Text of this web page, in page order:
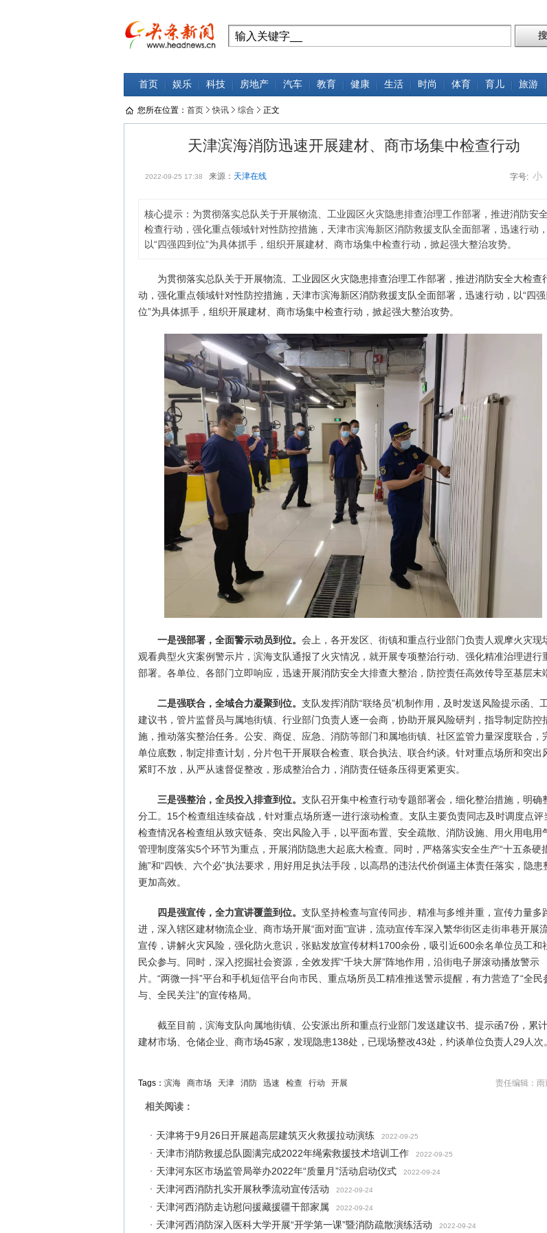
首页 娱乐 科技 房地产 汽车 教育 健康 生活 时尚 体育 育儿 旅游
您所在位置： 首页 快讯 综合 正文
天津滨海消防迅速开展建材、商市场集中检查行动
字号: 小
2022-09-25 17:38 来源： 天津在线
核心提示：为贯彻落实总队关于开展物流、工业园区火灾隐患排查治理工作部署，推进消防安
检查行动，强化重点领域针对性防控措施，天津市滨海新区消防救援支队全面部署，迅速行动，
以“四强四到位”为具体抓手，组织开展建材、商市场集中检查行动，掀起强大整治攻势。
为贯彻落实总队关于开展物流、工业园区火灾隐患排查治理工作部署，推进消防安全大检查
动，强化重点领域针对性防控措施，天津市滨海新区消防救援支队全面部署，迅速行动，以“四强
位”为具体抓手，组织开展建材、商市场集中检查行动，掀起强大整治攻势。
一是强部署，全面警示动员到位。 会上，各开发区、街镇和重点行业部门负责人观摩火灾现
观看典型火灾案例警示片，滨海支队通报了火灾情况，就开展专项整治行动、强化精准治理进行
部署。各单位、各部门立即响应，迅速开展消防安全大排查大整治，防控责任高效传导至基层末
二是强联合，全域合力凝聚到位。 支队发挥消防“联络员”机制作用，及时发送风险提示函、
建议书，管片监督员与属地街镇、行业部门负责人逐一会商，协助开展风险研判，指导制定防控
施，推动落实整治任务。公安、商促、应急、消防等部门和属地街镇、社区监管力量深度联合，
单位底数，制定排查计划，分片包干开展联合检查、联合执法、联合约谈。针对重点场所和突出
紧盯不放，从严从速督促整改，形成整治合力，消防责任链条压得更紧更实。
三是强整治，全员投入排查到位。 支队召开集中检查行动专题部署会，细化整治措施，明确
分工。15个检查组连续奋战，针对重点场所逐一进行滚动检查。支队主要负责同志及时调度点评
检查情况各检查组从致灾链条、突出风险入手，以平面布置、安全疏散、消防设施、用火用电用
管理制度落实5个环节为重点，开展消防隐患大起底大检查。同时，严格落实安全生产“十五条硬
施”和“四铁、六个必”执法要求，用好用足执法手段，以高昂的违法代价倒逼主体责任落实，隐患
更加高效。
四是强宣传，全力宣讲覆盖到位。 支队坚持检查与宣传同步、精准与多维并重，宣传力量多
进，深入辖区建材物流企业、商市场开展“面对面”宣讲，流动宣传车深入繁华街区走街串巷开展
宣传，讲解火灾风险，强化防火意识，张贴发放宣传材料1700余份，吸引近600余名单位员工和
民众参与。同时，深入挖掘社会资源，全效发挥“千块大屏”阵地作用，沿街电子屏滚动播放警示
片。“两微一抖”平台和手机短信平台向市民、重点场所员工精准推送警示提醒，有力营造了“全民
与、全民关注”的宣传格局。
截至目前，滨海支队向属地街镇、公安派出所和重点行业部门发送建议书、提示函7份，累
建材市场、仓储企业、商市场45家，发现隐患138处，已现场整改43处，约谈单位负责人29人次。
Tags： 滨海 商市场 天津 消防 迅速 检查 行动 开展 责任编辑：雨
相关阅读：
天津将于9月26日开展超高层建筑灭火救援拉动演练 2022-09-25
天津市消防救援总队圆满完成2022年绳索救援技术培训工作 2022-09-25
天津河东区市场监管局举办2022年“质量月”活动启动仪式 2022-09-24
天津河西消防扎实开展秋季流动宣传活动 2022-09-24
天津河西消防走访慰问援藏援疆干部家属 2022-09-24
天津河西消防深入医科大学开展“开学第一课”暨消防疏散演练活动 2022-09-24